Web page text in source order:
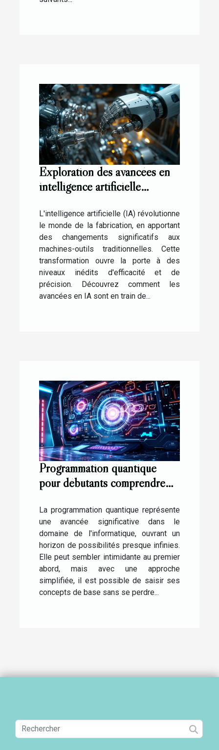
Exploration des avancées en
intelligence artificielle
outils
L'intelligence artificielle (IA) révolutionne
le monde de la fabrication, en apportant
des changements significatifs aux
machines-outils traditionnelles. Cette
transformation ouvre la porte à des
niveaux inédits d'efficacité et de
précision. Découvrez comment les
avancées en IA sont en train de...
Programmation quantique
pour débutants comprendre
La programmation quantique représente
une avancée significative dans le
domaine de l'informatique, ouvrant un
horizon de possibilités presque infinies.
Elle peut sembler intimidante au premier
abord, mais avec une approche
simplifiée, il est possible de saisir ses
concepts de base sans se perdre...